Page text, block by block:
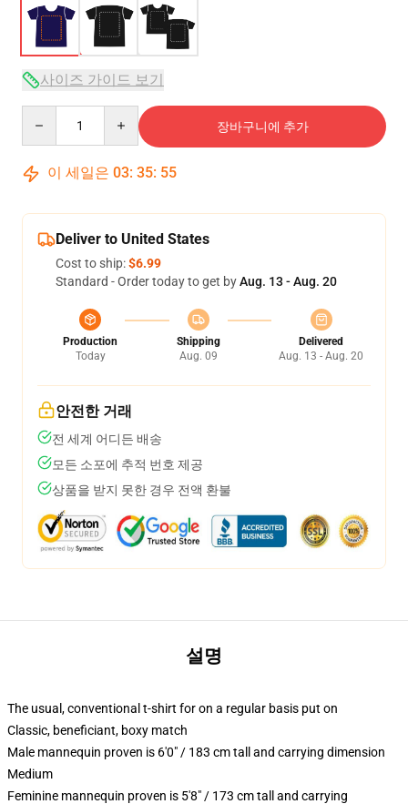
사이즈 가이드 보기
장바구니에 추가
이 세일은 03: 35: 54
Deliver to United States
Cost to ship:$6.99
Standard - Order today to get byAug. 13 - Aug. 20
Production
Today
Shipping
Aug. 09
Delivered
Aug. 13 - Aug. 20
안전한 거래
전 세계 어디든 배송
모든 소포에 추적 번호 제공
상품을 받지 못한 경우 전액 환불
설명
The usual, conventional t-shirt for on a regular basis put on
Classic, beneficiant, boxy match
Male mannequin proven is 6'0" / 183 cm tall and carrying dimension
Medium
Feminine mannequin proven is 5'8" / 173 cm tall and carrying